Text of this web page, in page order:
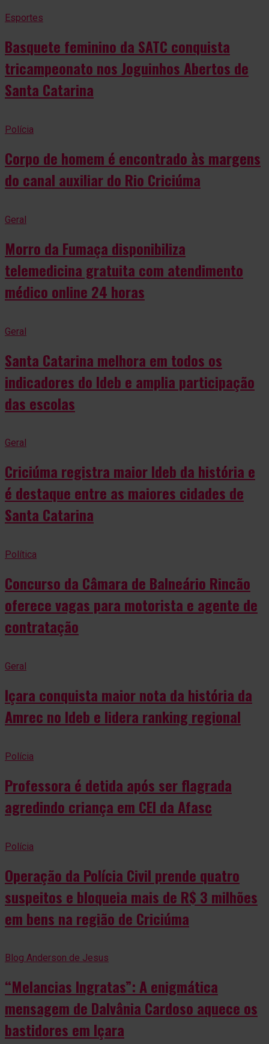
Esportes
Basquete feminino da SATC conquista
tricampeonato nos Joguinhos Abertos de
Santa Catarina
Polícia
Corpo de homem é encontrado às margens
do canal auxiliar do Rio Criciúma
Geral
Morro da Fumaça disponibiliza
telemedicina gratuita com atendimento
médico online 24 horas
Geral
Santa Catarina melhora em todos os
indicadores do Ideb e amplia participação
das escolas
Geral
Criciúma registra maior Ideb da história e
é destaque entre as maiores cidades de
Santa Catarina
Política
Concurso da Câmara de Balneário Rincão
oferece vagas para motorista e agente de
contratação
Geral
Içara conquista maior nota da história da
Amrec no Ideb e lidera ranking regional
Polícia
Professora é detida após ser flagrada
agredindo criança em CEI da Afasc
Polícia
Operação da Polícia Civil prende quatro
suspeitos e bloqueia mais de R$ 3 milhões
em bens na região de Criciúma
Blog Anderson de Jesus
“Melancias Ingratas”: A enigmática
mensagem de Dalvânia Cardoso aquece os
bastidores em Içara